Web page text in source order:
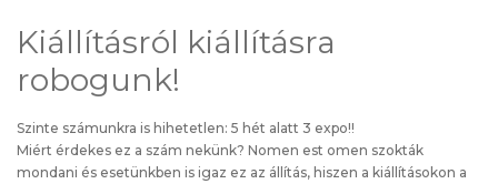
Kiállításról kiállításra
robogunk!
Szinte számunkra is hihetetlen: 5 hét alatt 3 expo!!
Miért érdekes ez a szám nekünk? Nomen est omen szokták
mondani és esetünkben is igaz ez az állítás, hiszen a kiállításokon a